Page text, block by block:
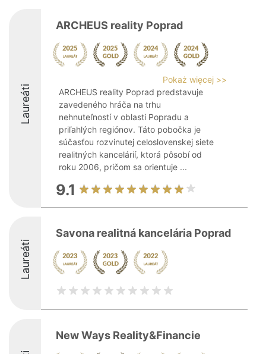
Laureáti
ARCHEUS reality Poprad
Pokaż więcej >>
ARCHEUS reality Poprad predstavuje
zavedeného hráča na trhu
nehnuteľností v oblasti Popradu a
priľahlých regiónov. Táto pobočka je
súčasťou rozvinutej celoslovenskej siete
realitných kancelárií, ktorá pôsobí od
roku 2006, pričom sa orientuje ...
9.1
Laureáti
Savona realitná kancelária Poprad
New Ways Reality&Financie